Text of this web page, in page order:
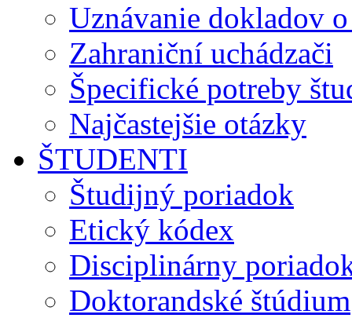
Uznávanie dokladov
Zahraniční uchádzači
Špecifické potreby
Najčastejšie otázky
ŠTUDENTI
Študijný poriadok
Etický kódex
Disciplinárny
Doktorandské štúdium